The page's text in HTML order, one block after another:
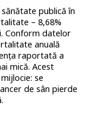
publică în
– 8,68%
Conform datelor
anuală
raportată a
mică. Acest
se
de sân pierde